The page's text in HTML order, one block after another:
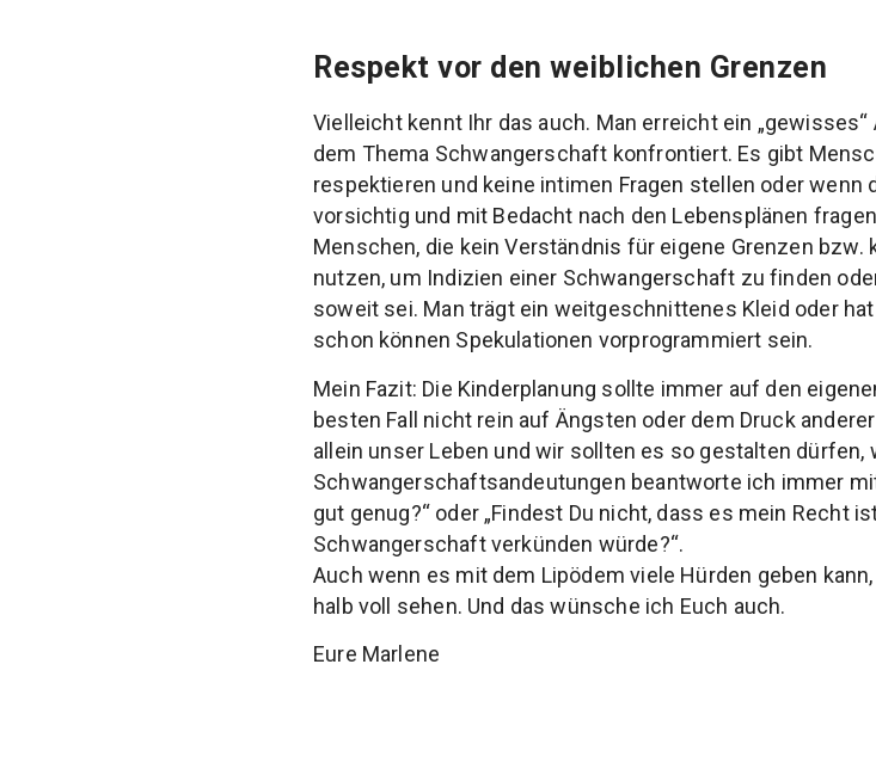
Respekt vor den weiblichen Grenzen
Vielleicht kennt Ihr das auch. Man erreicht ein
dem Thema Schwangerschaft konfrontiert. Es gibt
respektieren und keine intimen Fragen stellen oder
vorsichtig und mit Bedacht nach den Lebensplänen
Menschen, die kein Verständnis für eigene Grenzen
nutzen, um Indizien einer Schwangerschaft zu finden
soweit sei. Man trägt ein weitgeschnittenes Kleid oder
schon können Spekulationen vorprogrammiert sein.
Mein Fazit: Die Kinderplanung sollte immer auf den
besten Fall nicht rein auf Ängsten oder dem Druck
allein unser Leben und wir sollten es so gestalten
Schwangerschaftsandeutungen beantworte ich immer
gut genug?“ oder „Findest Du nicht, dass es mein Recht
Schwangerschaft verkünden würde?“.
Auch wenn es mit dem Lipödem viele Hürden geben
halb voll sehen. Und das wünsche ich Euch auch.
Eure Marlene